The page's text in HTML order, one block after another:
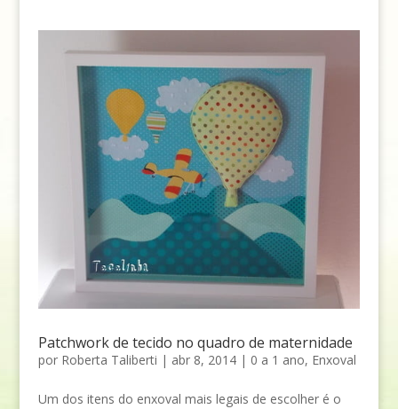
Patchwork de tecido no quadro de maternidade
por Roberta Taliberti | abr 8, 2014| 0 a 1 ano, Enxoval
Um dos itens do enxoval mais legais de escolher é o